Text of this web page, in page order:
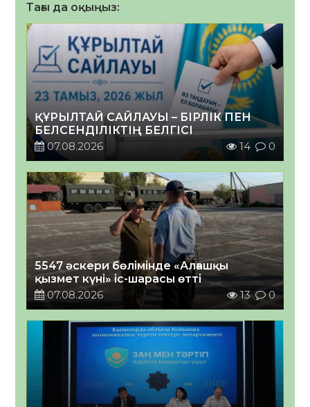
Тағы да оқыңыз:
ҚҰРЫЛТАЙ САЙЛАУЫ – БІРЛІК ПЕН
БЕЛСЕНДІЛІКТІҢ БЕЛГІСІ
07.08.2026
14 0
5547 әскери бөлімінде «Алғашқы
қызмет күні» іс-шарасы өтті
07.08.2026
13 0